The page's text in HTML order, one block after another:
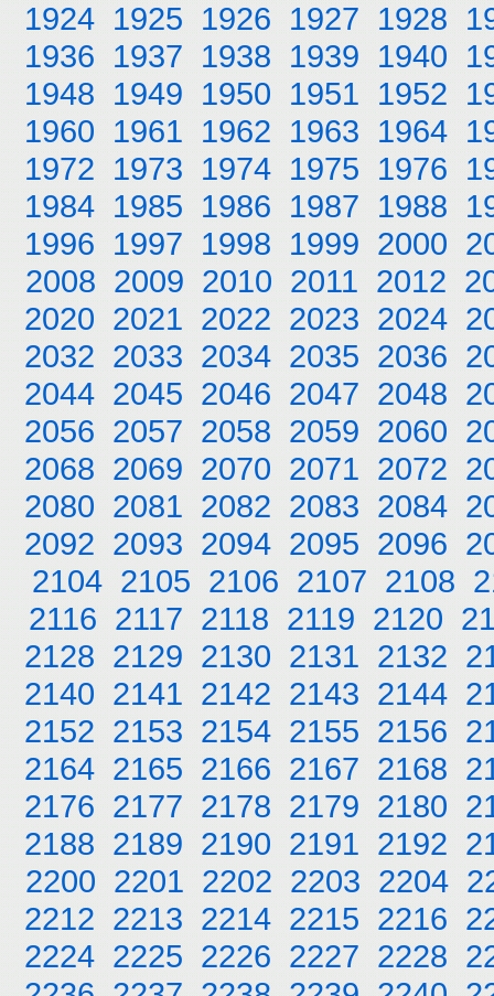
1924 1925 1926 1927 1928
1936 1937 1938 1939 1940
1948 1949 1950 1951 1952
1960 1961 1962 1963 1964
1972 1973 1974 1975 1976
1984 1985 1986 1987 1988
1996 1997 1998 1999 2000
2008 2009 2010 2011 2012
2020 2021 2022 2023 2024
2032 2033 2034 2035 2036
2044 2045 2046 2047 2048
2056 2057 2058 2059 2060
2068 2069 2070 2071 2072
2080 2081 2082 2083 2084
2092 2093 2094 2095 2096
2104 2105 2106 2107 2108
2116 2117 2118 2119 2120
2128 2129 2130 2131 2132
2140 2141 2142 2143 2144
2152 2153 2154 2155 2156
2164 2165 2166 2167 2168
2176 2177 2178 2179 2180
2188 2189 2190 2191 2192
2200 2201 2202 2203 2204
2212 2213 2214 2215 2216
2224 2225 2226 2227 2228